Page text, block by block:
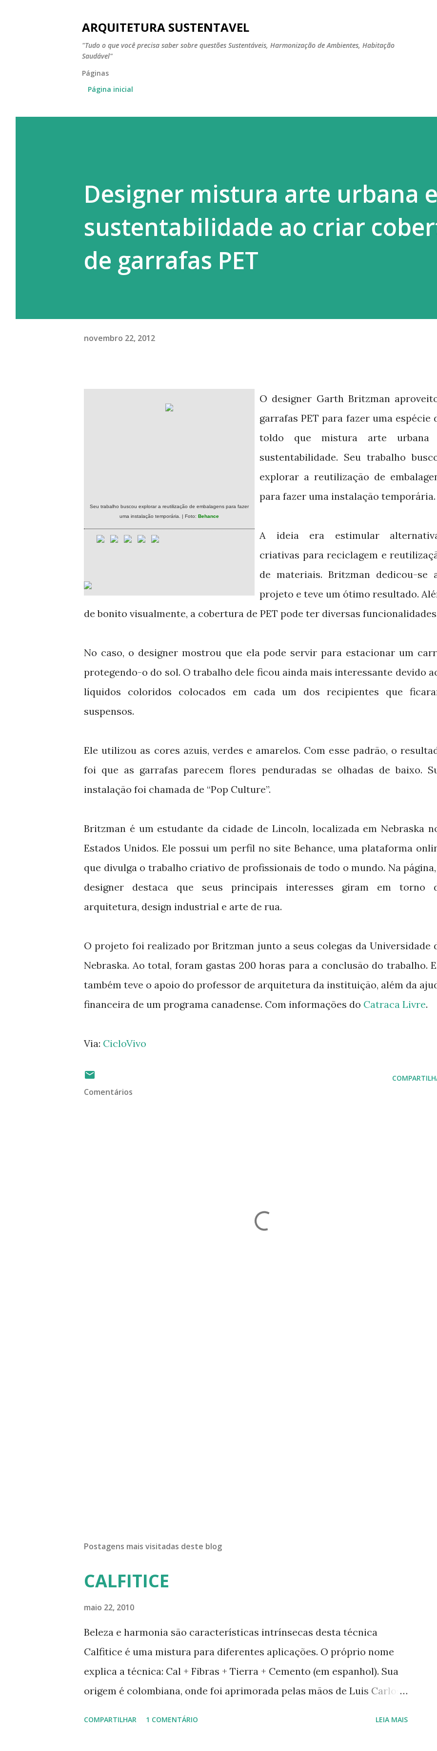
ARQUITETURA SUSTENTAVEL
"Tudo o que você precisa saber sobre questões Sustentáveis, Harmonização de Ambientes, Habitação
Saudável"
Páginas
Página inicial
Designer mistura arte urbana e
sustentabilidade ao criar
de garrafas PET
novembro 22, 2012
Seu trabalho buscou explorar a reutilização de embalagens para fazer
uma instalação temporária. | Foto: Behance
O designer Garth Britzman
garrafas PET para fazer uma espécie
toldo que mistura arte urbana
sustentabilidade. Seu trabalho
explorar a reutilização de
para fazer uma instalação temporária.
A ideia era estimular
criativas para reciclagem e
de materiais. Britzman dedicou-se
projeto e teve um ótimo resultado.
de bonito visualmente, a cobertura de PET pode ter diversas
No caso, o designer mostrou que ela pode servir para estacionar um
protegendo-o do sol. O trabalho dele ficou ainda mais interessante devido
líquidos coloridos colocados em cada um dos recipientes que
suspensos.
Ele utilizou as cores azuis, verdes e amarelos. Com esse padrão, o
foi que as garrafas parecem flores penduradas se olhadas de baixo.
instalação foi chamada de “Pop Culture”.
Britzman é um estudante da cidade de Lincoln, localizada em Nebraska
Estados Unidos. Ele possui um perfil no site Behance, uma plataforma
que divulga o trabalho criativo de profissionais de todo o mundo. Na
designer destaca que seus principais interesses giram em torno
arquitetura, design industrial e arte de rua.
O projeto foi realizado por Britzman junto a seus colegas da Universidade
Nebraska. Ao total, foram gastas 200 horas para a conclusão do trabalho.
também teve o apoio do professor de arquitetura da instituição, além da
financeira de um programa canadense. Com informações do Catraca Livre.
Via: CicloVivo
Comentários
Postagens mais visitadas deste blog
CALFITICE
maio 22, 2010
Beleza e harmonia são características intrínsecas desta técnica
Calfitice é uma mistura para diferentes aplicações. O próprio nome
explica a técnica: Cal + Fibras + Tierra + Cemento (em espanhol). Sua
origem é colombiana, onde foi aprimorada pelas mãos de Luis Carlos
COMPARTILHAR 1 COMENTÁRIO LEIA MAIS